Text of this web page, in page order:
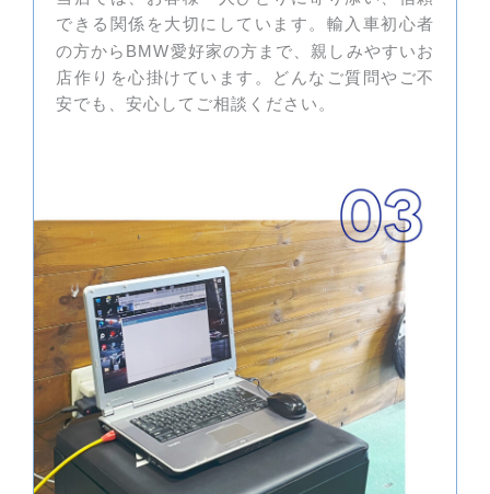
できる関係を大切にしています。輸入車初心者
の方から BMW愛好家の方まで、親しみやすいお
店作りを心掛けています。どんなご質問やご不
安でも、安心してご相談ください。